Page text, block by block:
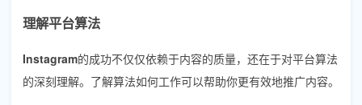
理解平台算法
Instagram的成功不仅仅依赖于内容的质量，还在于对平台算法
的深刻理解。了解算法如何工作可以帮助你更有效地推广内容。